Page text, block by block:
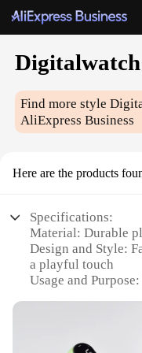
Find more style
AliExpress Business
Here are the products
Specifications:
Material: Durable
Design and Style:
a playful touch
Usage and
Performance and
Parts and